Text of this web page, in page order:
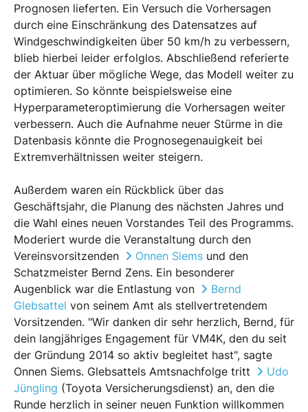
Prognosen lieferten. Ein Versuch die Vorhersagen
durch eine Einschränkung des Datensatzes auf
Windgeschwindigkeiten über 50 km/h zu verbessern,
blieb hierbei leider erfolglos. Abschließend referierte
der Aktuar über mögliche Wege, das Modell weiter zu
optimieren. So könnte beispielsweise eine
Hyperparameteroptimierung die Vorhersagen weiter
verbessern. Auch die Aufnahme neuer Stürme in die
Datenbasis könnte die Prognosegenauigkeit bei
Extremverhältnissen weiter steigern.
Außerdem waren ein Rückblick über das
Geschäftsjahr, die Planung des nächsten Jahres und
die Wahl eines neuen Vorstandes Teil des Programms.
Moderiert wurde die Veranstaltung durch den
Vereinsvorsitzenden
Onnen Siems und den
Schatzmeister Bernd Zens. Ein besonderer
Augenblick war die Entlastung von
Bernd
Glebsattel von seinem Amt als stellvertretendem
Vorsitzenden. "Wir danken dir sehr herzlich, Bernd, für
dein langjähriges Engagement für VM4K, den du seit
der Gründung 2014 so aktiv begleitet hast", sagte
Onnen Siems. Glebsattels Amtsnachfolge tritt
Udo
Jüngling (Toyota Versicherungsdienst) an, den die
Runde herzlich in seiner neuen Funktion willkommen